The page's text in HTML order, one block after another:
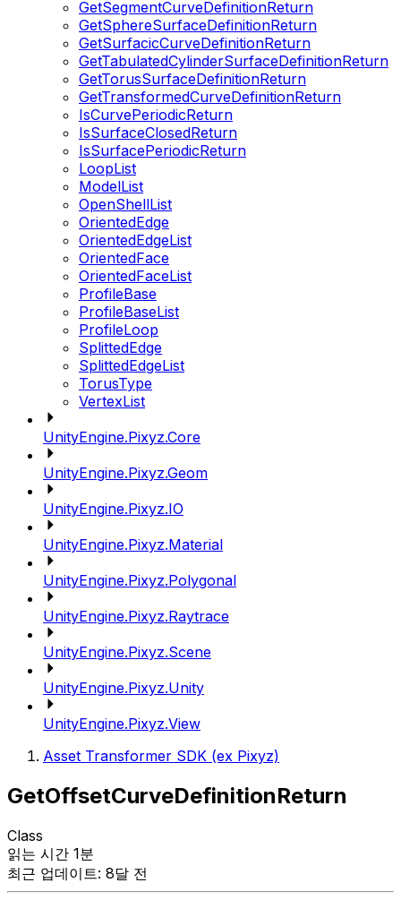
GetSegmentCurveDefinitionReturn
GetSphereSurfaceDefinitionReturn
GetSurfacicCurveDefinitionReturn
GetTabulatedCylinderSurfaceDefinitionReturn
GetTorusSurfaceDefinitionReturn
GetTransformedCurveDefinitionReturn
IsCurvePeriodicReturn
IsSurfaceClosedReturn
IsSurfacePeriodicReturn
LoopList
ModelList
OpenShellList
OrientedEdge
OrientedEdgeList
OrientedFace
OrientedFaceList
ProfileBase
ProfileBaseList
ProfileLoop
SplittedEdge
SplittedEdgeList
TorusType
VertexList
UnityEngine.Pixyz.Core
UnityEngine.Pixyz.Geom
UnityEngine.Pixyz.IO
UnityEngine.Pixyz.Material
UnityEngine.Pixyz.Polygonal
UnityEngine.Pixyz.Raytrace
UnityEngine.Pixyz.Scene
UnityEngine.Pixyz.Unity
UnityEngine.Pixyz.View
Asset Transformer SDK (ex Pixyz)
GetOffsetCurveDefinitionReturn
Class
읽는 시간 1분
최근 업데이트: 8달 전